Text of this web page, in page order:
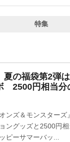
特集
夏の福袋第2弾
2500円相当分
ンズ＆モンスターズ
ングッズと2500円
ピーサマーバッ...